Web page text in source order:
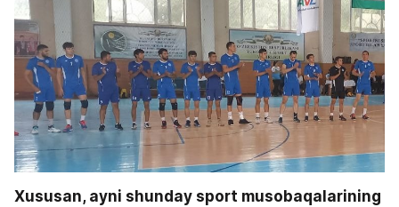
Xususan, ayni shunday sport musobaqalarining